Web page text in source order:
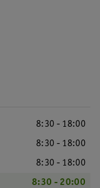
8:30 - 18:00
8:30 - 18:00
8:30 - 18:00
8:30 - 20:00